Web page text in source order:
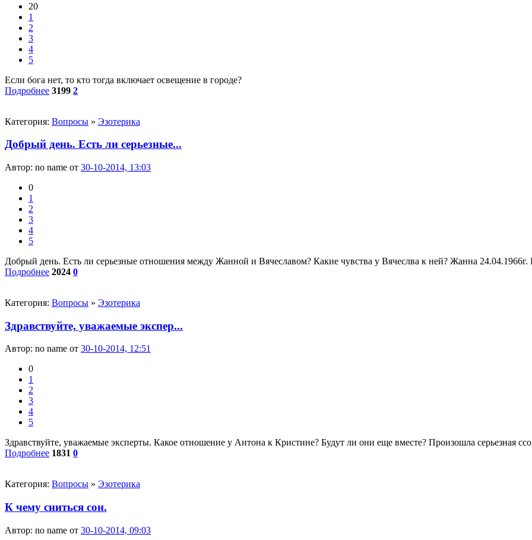
20
1
2
3
4
5
Если бога нет, то кто тогда включает освещение в городе?
Подробнее 3199 2
Категория: Вопросы » Эзотерика
Добрый день. Есть ли серьезные...
Автор: no name от 30-10-2014, 13:03
0
1
2
3
4
5
Добрый день. Есть ли серьезные отношения между Жанной и Вячеславом? Какие чувства у Вячеслва к ней? Жанна 24.04.1966г.
Подробнее 2024 0
Категория: Вопросы » Эзотерика
Здравствуйте, уважаемые экспер...
Автор: no name от 30-10-2014, 12:51
0
1
2
3
4
5
Здравствуйте, уважаемые эксперты. Какое отношение у Антона к Кристине? Будут ли они еще вместе? Произошла серьезная
Подробнее 1831 0
Категория: Вопросы » Эзотерика
К чему сниться сон.
Автор: no name от 30-10-2014, 09:03